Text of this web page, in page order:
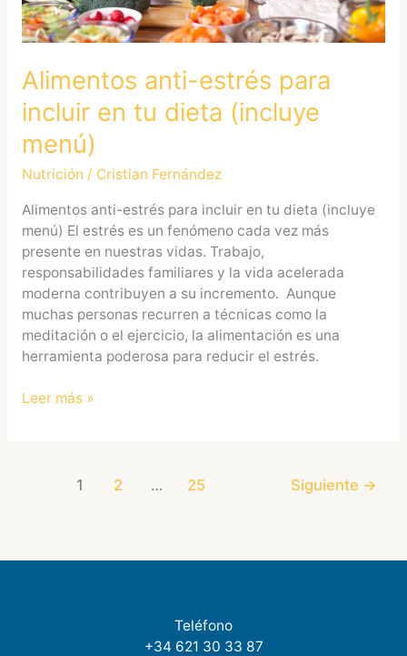
Alimentos anti-estrés para
incluir en tu dieta (incluye
menú)
Nutrición / Cristian Fernández
Alimentos anti-estrés para incluir en tu dieta (incluye
menú) El estrés es un fenómeno cada vez más
presente en nuestras vidas. Trabajo,
responsabilidades familiares y la vida acelerada
moderna contribuyen a su incremento. Aunque
muchas personas recurren a técnicas como la
meditación o el ejercicio, la alimentación es una
herramienta poderosa para reducir el estrés.
(incluye
menú)
Leer más »
1 2 … 25 Siguiente →
Teléfono
+34 621 30 33 87